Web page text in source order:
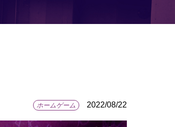
ホームゲーム 2022/08/22